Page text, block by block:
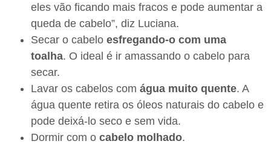
eles vão ficando mais fracos e pode aumentar a
queda de cabelo”, diz Luciana.
Secar o cabeloesfregando-o com uma
toalha. O ideal é ir amassando o cabelo para
secar.
Lavar os cabelos comágua muito quente. A
água quente retira os óleos naturais do cabelo e
pode deixá-lo seco e sem vida.
Dormir com ocabelo molhado.